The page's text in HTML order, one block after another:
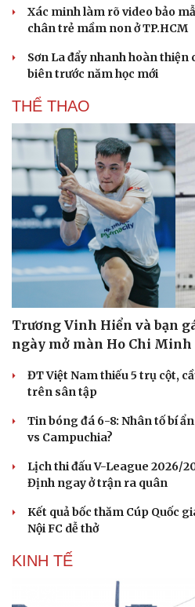
Xác minh làm rõ video bảo
chân trẻ mầm non ở TP.HCM
Sơn La đẩy nhanh hoàn
biên trước năm học mới
THỂ THAO
Trương Vinh Hiển và bạn
ngày mở màn Ho Chi Minh
ĐT Việt Nam thiếu 5 trụ cột,
trên sân tập
Tin bóng đá 6-8: Nhân tố bí
vs Campuchia?
Lịch thi đấu V-League 2026/
Định ngay ở trận ra quân
Kết quả bốc thăm Cúp Quốc
Nội FC dễ thở
KINH TẾ